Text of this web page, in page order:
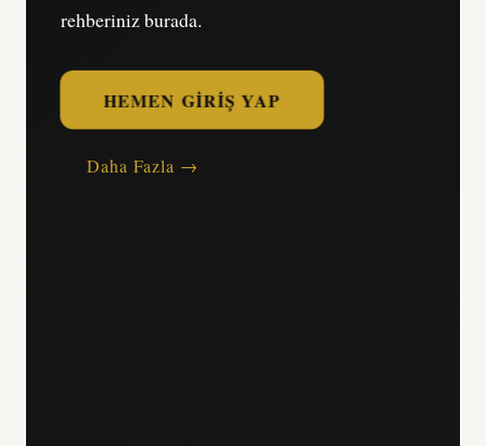
rehberiniz burada.
HEMEN GIRIŞ YAP
Daha Fazla →